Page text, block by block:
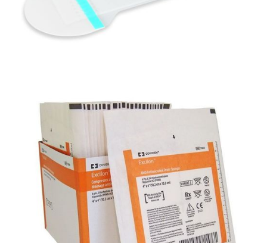
Materiały opatrunkowe i leczenie ran
Jałowy opatrunek przylepny z kieszenią na
cewnik